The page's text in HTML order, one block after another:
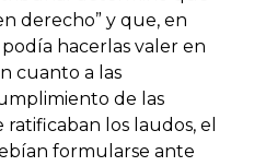
derecho” y que, en
hacerlas valer en
cuanto a las
de las
los laudos, el
formularse ante